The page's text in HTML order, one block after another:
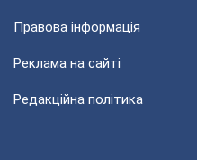
Правова інформація
Реклама на сайті
Редакційна політика